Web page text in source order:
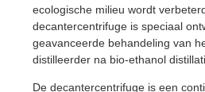
ecologische milieu wordt
decantercentrifuge is speciaal
geavanceerde behandeling van
distilleerder na bio-ethanol
De decantercentrifuge is een